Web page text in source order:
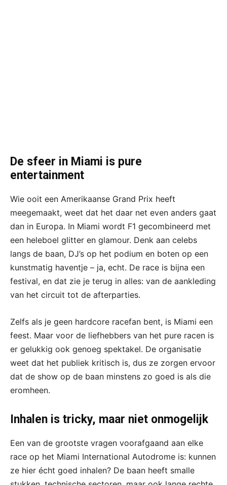
De sfeer in Miami is pure
entertainment
Wie ooit een Amerikaanse Grand Prix heeft
meegemaakt, weet dat het daar net even anders gaat
dan in Europa. In Miami wordt F1 gecombineerd met
een heleboel glitter en glamour. Denk aan celebs
langs de baan, DJ’s op het podium en boten op een
kunstmatig haventje – ja, echt. De race is bijna een
festival, en dat zie je terug in alles: van de aankleding
van het circuit tot de afterparties.
Zelfs als je geen hardcore racefan bent, is Miami een
feest. Maar voor de liefhebbers van het pure racen is
er gelukkig ook genoeg spektakel. De organisatie
weet dat het publiek kritisch is, dus ze zorgen ervoor
dat de show op de baan minstens zo goed is als die
eromheen.
Inhalen is tricky, maar niet onmogelijk
Een van de grootste vragen voorafgaand aan elke
race op het Miami International Autodrome is: kunnen
ze hier écht goed inhalen? De baan heeft smalle